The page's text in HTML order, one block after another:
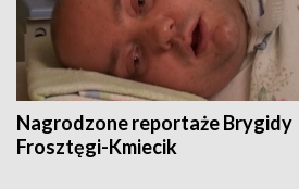
Nagrodzone reportaże Brygidy
Frosztęgi-Kmiecik